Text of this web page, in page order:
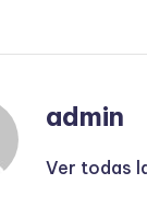
admin
Ver todas